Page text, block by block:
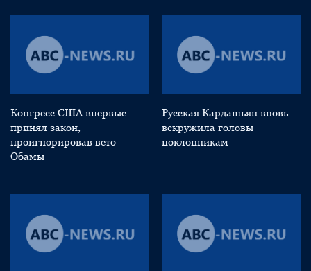
Конгресс США впервые
принял закон,
проигнорировав вето
Обамы
Русская Кардашьян вновь
вскружила головы
поклонникам